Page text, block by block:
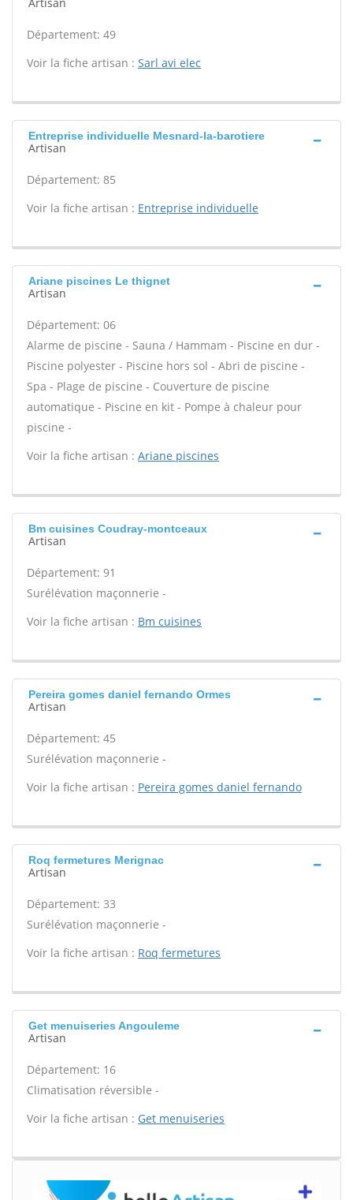
Département: 49
Voir la fiche artisan : Sarl avi elec
Entreprise individuelle Mesnard-la-barotiere
Artisan
Département: 85
Voir la fiche artisan : Entreprise individuelle
Ariane piscines Le thignet
Artisan
Département: 06
Alarme de piscine - Sauna / Hammam - Piscine en dur -
Piscine polyester - Piscine hors sol - Abri de piscine -
Spa - Plage de piscine - Couverture de piscine
automatique - Piscine en kit - Pompe à chaleur pour
piscine -
Voir la fiche artisan : Ariane piscines
Bm cuisines Coudray-montceaux
Artisan
Département: 91
Surélévation maçonnerie -
Voir la fiche artisan : Bm cuisines
Pereira gomes daniel fernando Ormes
Artisan
Département: 45
Surélévation maçonnerie -
Voir la fiche artisan : Pereira gomes daniel fernando
Roq fermetures Merignac
Artisan
Département: 33
Surélévation maçonnerie -
Voir la fiche artisan : Roq fermetures
Get menuiseries Angouleme
Artisan
Département: 16
Climatisation réversible -
Voir la fiche artisan : Get menuiseries